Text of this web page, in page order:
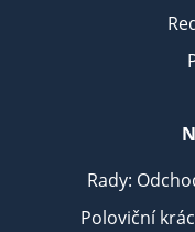
Rady:
Poloviční